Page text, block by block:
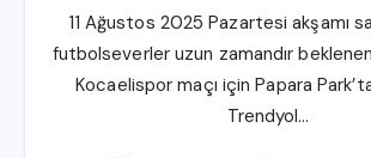
11 Ağustos 2025 Pazartesi akşamı
futbolseverler uzun zamandır
Kocaelispor maçı için Papara
Trendyol…